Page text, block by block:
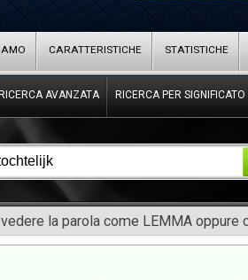
CARATTERISTICHE STATISTICHE
RICERCA AVANZATA RICERCA PER SIGNIFICATO
la parola come LEMMA oppure